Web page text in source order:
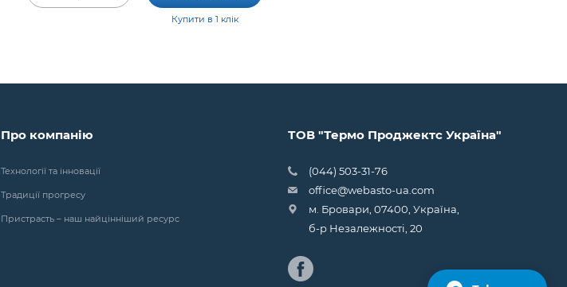
Купити в 1 клік
Про компанію
Технології та інновації
Традиції прогресу
Пристрасть – наш найцінніший ресурс
ТОВ "Термо Проджектс Україна"
(044) 503-31-76
office@webasto-ua.com
м. Бровари, 07400, Україна,
б-р Незалежності, 20